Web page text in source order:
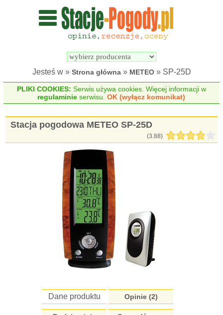
Wyszukiwarka
pogodowych
Jesteś w » Strona główna» METEO» SP-25D
PLIKI COOKIES: Serwis używa cookies. Więcej informacji w
regulaminie serwisu.OK (wyłącz komunikat)
Stacja pogodowa METEO SP-25D
(3.88)
Dane produktu Opinie (2)